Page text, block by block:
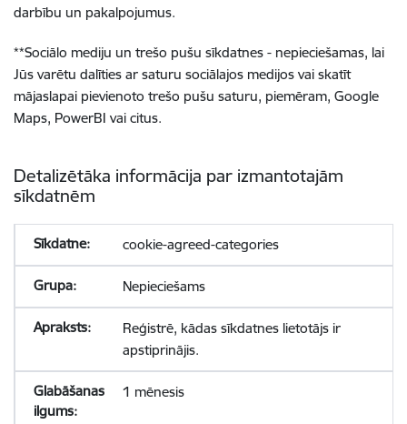
darbību un pakalpojumus.
**Sociālo mediju un trešo pušu sīkdatnes - nepieciešamas, lai
Jūs varētu dalīties ar saturu sociālajos medijos vai skatīt
mājaslapai pievienoto trešo pušu saturu, piemēram, Google
Maps, PowerBI vai citus.
Detalizētāka informācija par izmantotajām
sīkdatnēm
cookie-agreed-categories
Nepieciešams
Reģistrē, kādas sīkdatnes lietotājs ir
apstiprinājis.
1 mēnesis